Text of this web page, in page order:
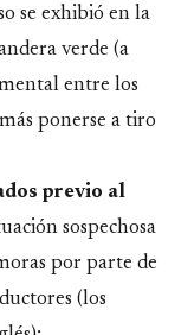
se exhibió en la
verde (a
entre los
ponerse a tiro
previo al
sospechosa
por parte de
(los